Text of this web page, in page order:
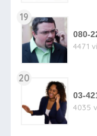
19
080-
4471
20
03-
4035